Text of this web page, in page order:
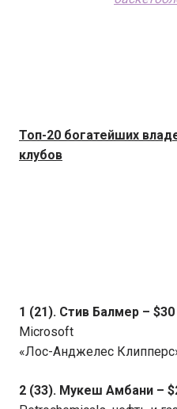
Топ-20 богатейших
клубов
1 (21). Стив Балмер –
Microsoft
«Лос-Анджелес
2 (33). Мукеш Амбани –